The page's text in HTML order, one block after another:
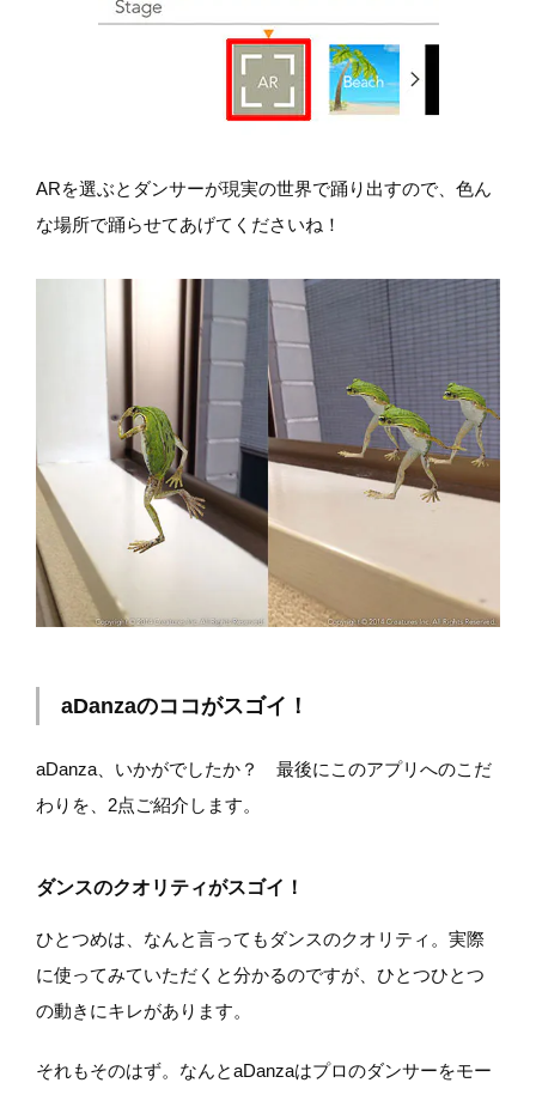
ARを選ぶとダンサーが現実の世界で踊り出すので、色ん
な場所で踊らせてあげてくださいね！
aDanzaのココがスゴイ！
aDanza、いかがでしたか？ 最後にこのアプリへのこだ
わりを、2点ご紹介します。
ダンスのクオリティがスゴイ！
ひとつめは、なんと言ってもダンスのクオリティ。実際
に使ってみていただくと分かるのですが、ひとつひとつ
の動きにキレがあります。
それもそのはず。なんとaDanzaはプロのダンサーをモー